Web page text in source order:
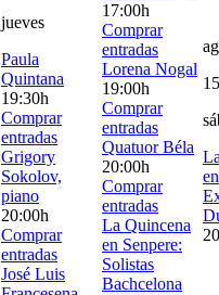
jueves
Paula
Quintana
19:30h
Comprar
entradas
Grigory
Sokolov,
piano
20:00h
Comprar
entradas
José Luis
17:00h
Comprar
entradas
Lorena Nogal
19:00h
Comprar
entradas
Quatuor Béla
20:00h
Comprar
entradas
La Quincena
en Senpere:
Solistas
Bachcelona
15